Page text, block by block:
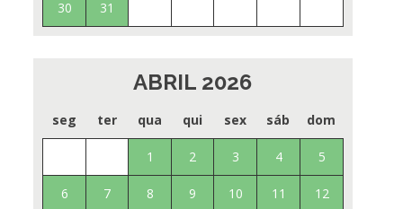
30 31
ABRIL 2026
seg ter qua qui sex sáb dom
1 2 3 4 5
6 7 8 9 10 11 12